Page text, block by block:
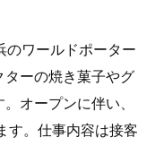
のワールドポーター
ターの焼き菓子やグ
オープンに伴い、
す。仕事内容は接客